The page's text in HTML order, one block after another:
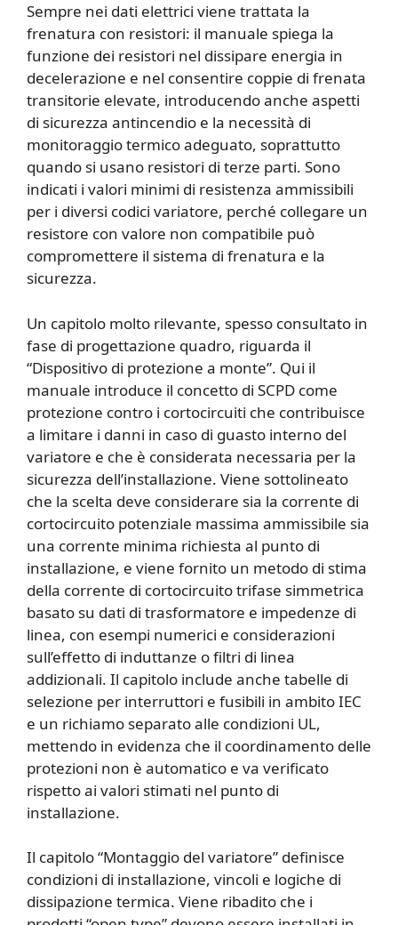
Sempre nei dati elettrici viene trattata la
frenatura con resistori: il manuale spiega la
funzione dei resistori nel dissipare energia in
decelerazione e nel consentire coppie di frenata
transitorie elevate, introducendo anche aspetti
di sicurezza antincendio e la necessità di
monitoraggio termico adeguato, soprattutto
quando si usano resistori di terze parti. Sono
indicati i valori minimi di resistenza ammissibili
per i diversi codici variatore, perché collegare un
resistore con valore non compatibile può
compromettere il sistema di frenatura e la
sicurezza.
Un capitolo molto rilevante, spesso consultato in
fase di progettazione quadro, riguarda il
“Dispositivo di protezione a monte”. Qui il
manuale introduce il concetto di SCPD come
protezione contro i cortocircuiti che contribuisce
a limitare i danni in caso di guasto interno del
variatore e che è considerata necessaria per la
sicurezza dell’installazione. Viene sottolineato
che la scelta deve considerare sia la corrente di
cortocircuito potenziale massima ammissibile sia
una corrente minima richiesta al punto di
installazione, e viene fornito un metodo di stima
della corrente di cortocircuito trifase simmetrica
basato su dati di trasformatore e impedenze di
linea, con esempi numerici e considerazioni
sull’effetto di induttanze o filtri di linea
addizionali. Il capitolo include anche tabelle di
selezione per interruttori e fusibili in ambito IEC
e un richiamo separato alle condizioni UL,
mettendo in evidenza che il coordinamento delle
protezioni non è automatico e va verificato
rispetto ai valori stimati nel punto di
installazione.
Il capitolo “Montaggio del variatore” definisce
condizioni di installazione, vincoli e logiche di
dissipazione termica. Viene ribadito che i